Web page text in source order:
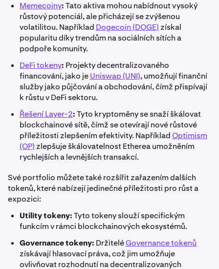
Memecoiny:Tato aktiva mohou nabídnout vysoký
růstový potenciál, ale přicházejí se zvýšenou
volatilitou. Například Dogecoin (DOGE) získal
popularitu díky trendům na sociálních sítích a
podpoře komunity.
DeFi tokeny: Projekty decentralizovaného
financování, jako jeUniswap (UNI), umožňují finanční
služby jako půjčování a obchodování, čímž přispívají
k růstu v DeFi sektoru.
Řešení Layer-2:Tyto kryptoměny se snaží škálovat
blockchainové sítě, čímž se otevírají nové růstové
příležitosti zlepšením efektivity. Například Optimism
(OP) zlepšuje škálovatelnost Etherea umožněním
rychlejších a levnějších transakcí.
Své portfolio můžete také rozšířit zařazením dalších
tokenů, které nabízejí jedinečné příležitosti pro růst a
expozici:
Utility tokeny:Tyto tokeny slouží specifickým
funkcím v rámci blockchainových ekosystémů.
Governance tokeny: DržiteléGovernance tokenů
získávají hlasovací práva, což jim umožňuje
ovlivňovat rozhodnutí na decentralizovaných